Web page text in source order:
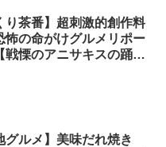
り茶番】超刺激的創作料
怖の命がけグルメリポー
戦慄のアニサキスの踊り
グルメ】美味だれ焼き